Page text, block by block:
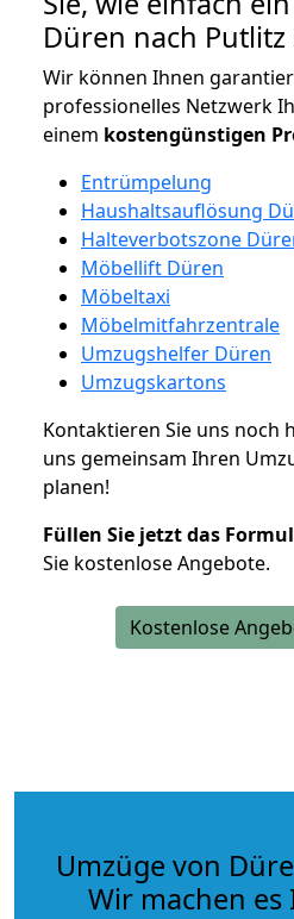
Düren nach
Wir können Ihnen
professionelles Netzwerk
einem kostengünstigen
Entrümpelung
Haushaltsauflösung
Halteverbotszone
Möbellift Düren
Möbeltaxi
Möbelmitfahrzentrale
Umzugshelfer Düren
Umzugskartons
Kontaktieren Sie uns noch
uns gemeinsam Ihren
planen!
Füllen Sie jetzt das
Sie kostenlose Angebote.
Kostenlose
Umzüge von
Wir machen